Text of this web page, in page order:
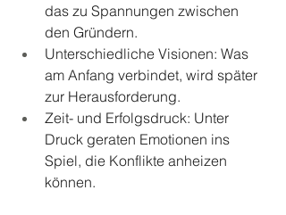
das zu Spannungen zwischen
den Gründern.
Unterschiedliche Visionen: Was
am Anfang verbindet, wird später
zur Herausforderung.
Zeit- und Erfolgsdruck: Unter
Druck geraten Emotionen ins
Spiel, die Konflikte anheizen
können.